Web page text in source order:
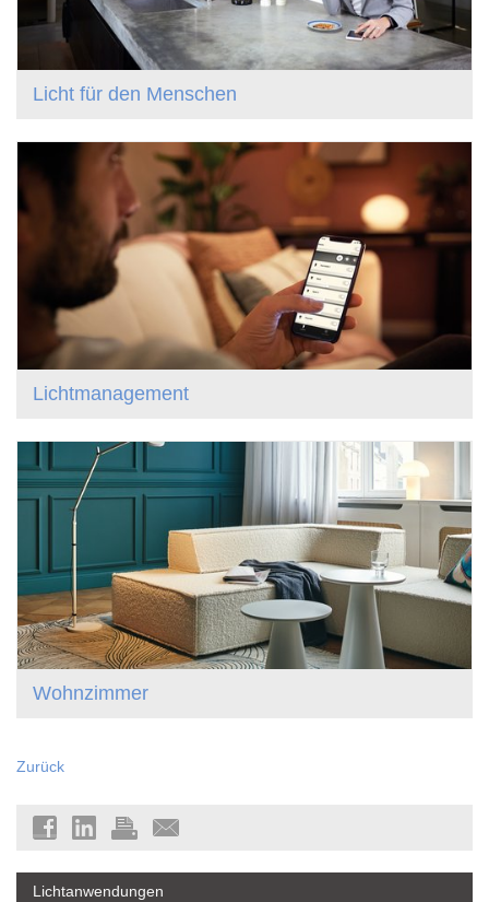
Licht für den Menschen
Lichtmanagement
Wohnzimmer
Zurück
Lichtanwendungen